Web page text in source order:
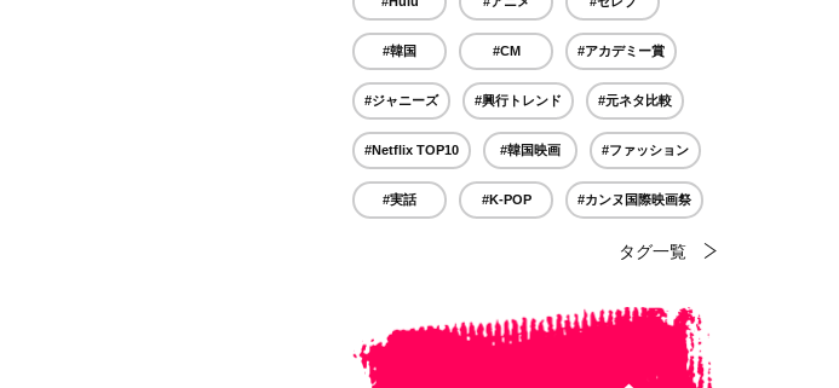
#韓国 #CM #アカデミー賞
#ジャニーズ #興行トレンド #元ネタ比較
#Netflix TOP10 #韓国映画 #ファッション
#実話 #K-POP #カンヌ国際映画祭
タグ一覧